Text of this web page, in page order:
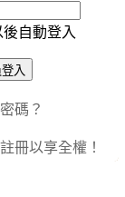
後自動登入
碼？
冊以享全權！